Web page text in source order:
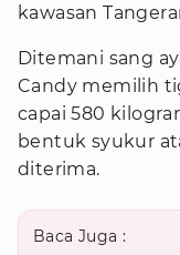
kawasan
Ditemani sang
Candy memilih
capai 580
bentuk syukur
diterima.
Baca Juga :